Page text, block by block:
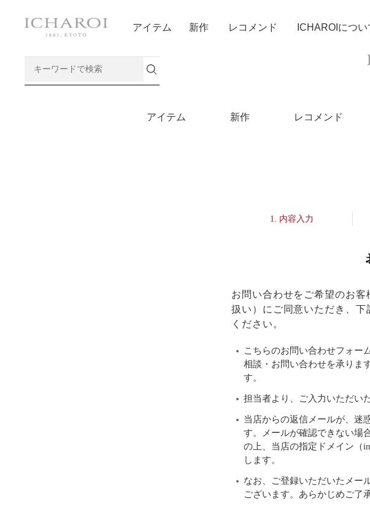
アイテム 新作 レコメンド
アイテム 新作 レコメンド ICHAROIについ
内容入力
お問い合わせをご希望のお客
扱い）にご同意いただき、
ください。
こちらのお問い合わせフォー
相談・お問い合わせを承りま
す。
担当者より、ご入力いただい
当店からの返信メールが、迷
す。メールが確認できない場
の上、当店の指定ドメイン（
します。
なお、ご登録いただいたメー
ございます。あらかじめご了